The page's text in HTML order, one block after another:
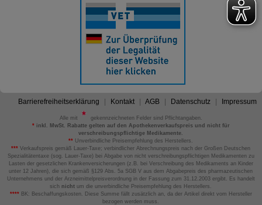
Barrierefreiheitserklärung Kontakt AGB Datenschutz Impressum
Alle mit
gekennzeichneten Felder sind Pflichtangaben.
*inkl. MwSt. Rabatte gelten auf den Apothekenverkaufspreis und nicht für
verschreibungspflichtige Medikamente.
** Unverbindliche Preisempfehlung des Herstellers.
*** Verkaufspreis gemäß Lauer-Taxe; verbindlicher Abrechnungspreis nach der Großen Deutschen
Spezialitätentaxe (sog. Lauer-Taxe) bei Abgabe von nicht verschreibungspflichtigen Medikamenten zu
Lasten der gesetzlichen Krankenversicherungen (z.B. bei Verschreibung des Medikaments an Kinder
unter 12 Jahren), die sich gemäß §129 Abs. 5a SGB V aus dem Abgabepreis des pharmazeutischen
Unternehmens und der Arzneimittelpreisverordnung in der Fassung zum 31.12.2003 ergibt. Es handelt
sich nicht um die unverbindliche Preisempfehlung des Herstellers.
****BK: Beschaffungskosten. Diese Summe fällt zusätzlich an, da der Artikel direkt vom Hersteller
bezogen werden muss.